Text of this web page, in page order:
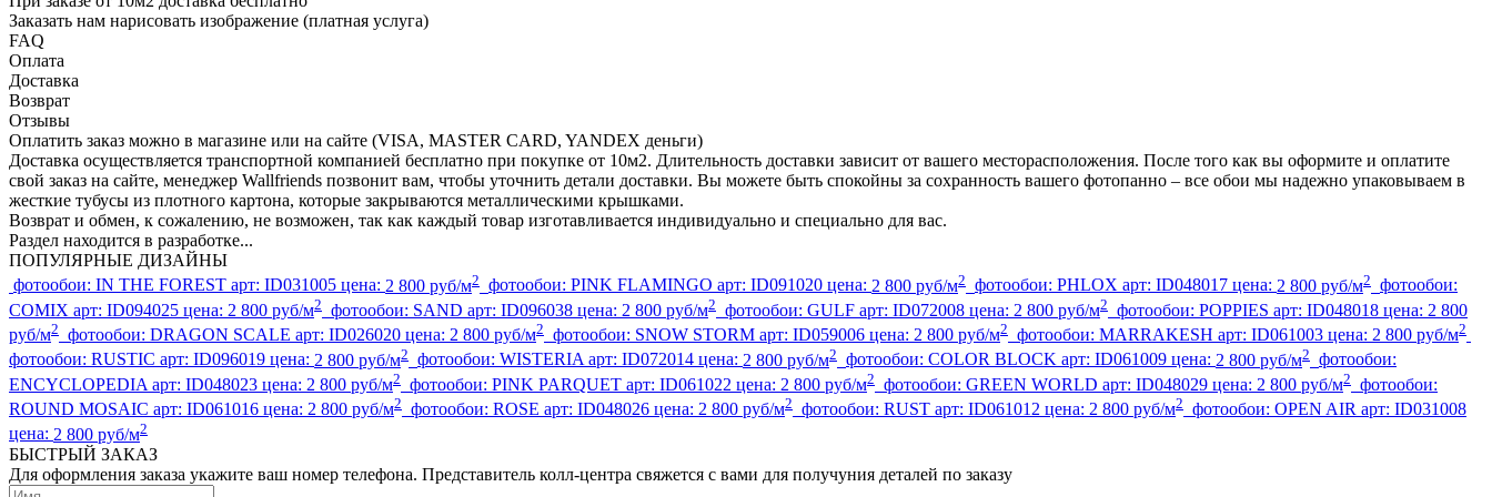
Заказать нам нарисовать изображение (платная услуга)
FAQ
Оплата
Доставка
Возврат
Отзывы
Оплатить заказ можно в магазине или на сайте (VISA, MASTER CARD, YANDEX деньги)
Доставка осуществляется транспортной компанией бесплатно при покупке от 10м2. Длительность доставки зависит от вашего месторасположения. После того как вы оформите и оплатите
свой заказ на сайте, менеджер Wallfriends позвонит вам, чтобы уточнить детали доставки. Вы можете быть спокойны за сохранность вашего фотопанно – все обои мы надежно упаковываем в
жесткие тубусы из плотного картона, которые закрываются металлическими крышками.
Возврат и обмен, к сожалению, не возможен, так как каждый товар изготавливается индивидуально и специально для вас.
Раздел находится в разработке...
ПОПУЛЯРНЫЕ ДИЗАЙНЫ
фотообои: IN THE FOREST арт: ID031005 цена: 2 800 руб/м2 фотообои: PINK FLAMINGO арт: ID091020 цена: 2 800 руб/м2 фотообои: PHLOX арт: ID048017 цена: 2 800 руб/м2 фотообои:
COMIX арт: ID094025 цена: 2 800 руб/м2 фотообои: SAND арт: ID096038 цена: 2 800 руб/м2 фотообои: GULF арт: ID072008 цена: 2 800 руб/м2 фотообои: POPPIES арт: ID048018 цена: 2 800
руб/м2 фотообои: DRAGON SCALE арт: ID026020 цена: 2 800 руб/м2 фотообои: SNOW STORM арт: ID059006 цена: 2 800 руб/м2 фотообои: MARRAKESH арт: ID061003 цена: 2 800 руб/м2
фотообои: RUSTIC арт: ID096019 цена: 2 800 руб/м2 фотообои: WISTERIAарт: ID072014 цена: 2 800 руб/м2 фотообои: COLOR BLOCK арт: ID061009 цена: 2 800 руб/м2 фотообои:
ENCYCLOPEDIA арт: ID048023 цена: 2 800 руб/м2 фотообои: PINK PARQUET арт: ID061022 цена: 2 800 руб/м2 фотообои: GREEN WORLD арт: ID048029 цена: 2 800 руб/м2 фотообои:
ROUND MOSAIC арт: ID061016 цена: 2 800 руб/м2 фотообои: ROSE арт: ID048026 цена: 2 800 руб/м2 фотообои: RUST арт: ID061012 цена: 2 800 руб/м2 фотообои: OPEN AIR арт: ID031008
цена: 2 800 руб/м2
БЫСТРЫЙ ЗАКАЗ
Для оформления заказа укажите ваш номер телефона. Представитель колл-центра свяжется с вами для получуния деталей по заказу